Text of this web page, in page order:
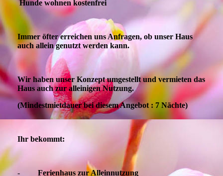
Hunde wohnen kostenfrei
Immer öfter erreichen uns Anfragen, ob unser Haus
auch allein genutzt werden kann.
Wir haben unser Konzept umgestellt und vermieten das
Haus auch zur alleinigen Nutzung.
(Mindestmietdauer bei diesem Angebot : 7 Nächte)
Ihr bekommt:
- Ferienhaus zur Alleinnutzung